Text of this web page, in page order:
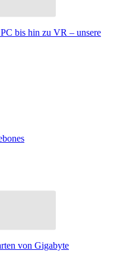
bis hin zu VR – unsere
von Gigabyte